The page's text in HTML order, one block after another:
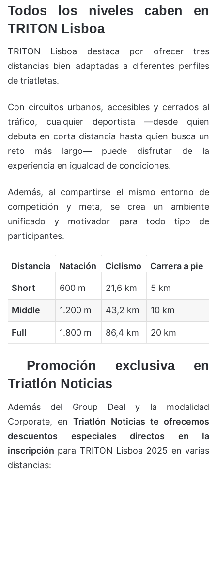
Todos los niveles caben en
TRITON Lisboa
TRITON Lisboa destaca por ofrecer tres
distancias bien adaptadas a diferentes perfiles
de triatletas.
Con circuitos urbanos, accesibles y cerrados al
tráfico, cualquier deportista —desde quien
debuta en corta distancia hasta quien busca un
reto más largo— puede disfrutar de la
experiencia en igualdad de condiciones.
Además, al compartirse el mismo entorno de
competición y meta, se crea un ambiente
unificado y motivador para todo tipo de
participantes.
Distancia Natación Ciclismo Carrera a pie
Short 600 m 21,6 km 5 km
Middle 1.200 m 43,2 km 10 km
Full 1.800 m 86,4 km 20 km
Promoción exclusiva en
Triatlón Noticias
Además del Group Deal y la modalidad
Corporate, enTriatlón Noticias te ofrecemos
descuentos especiales directos en la
inscripción para TRITON Lisboa 2025 en varias
distancias: